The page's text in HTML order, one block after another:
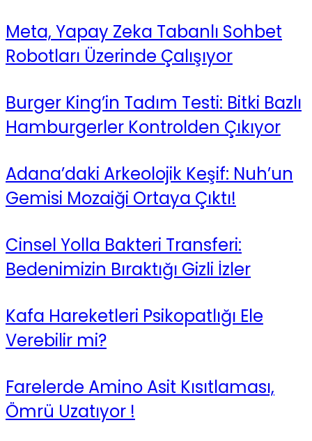
Meta, Yapay Zeka Tabanlı Sohbet
Robotları Üzerinde Çalışıyor
Burger King’in Tadım Testi: Bitki Bazlı
Hamburgerler Kontrolden Çıkıyor
Adana’daki Arkeolojik Keşif: Nuh’un
Gemisi Mozaiği Ortaya Çıktı!
Cinsel Yolla Bakteri Transferi:
Bedenimizin Bıraktığı Gizli İzler
Kafa Hareketleri Psikopatlığı Ele
Verebilir mi?
Farelerde Amino Asit Kısıtlaması,
Ömrü Uzatıyor !